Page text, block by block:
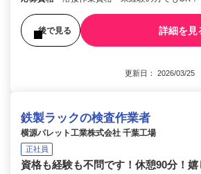
後で見る 詳細を見
更新日： 2026/03/
鉄製ラックの検査作業者
横源パレット工業株式会社 千葉工場
正社員
資格も経験も不問です！休憩90分！嬉